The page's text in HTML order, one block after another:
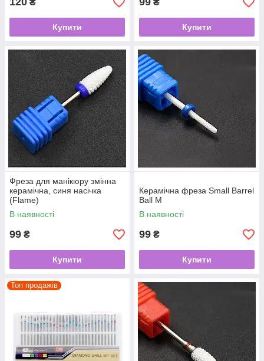
₴
Купити
₴
Купити
Фреза для манікюру змінна
керамічна, синя насічка
(Flame)
В наявності
99 ₴
Купити
Керамічна фреза Small Barrel
Ball M
В наявності
99 ₴
Купити
Топ продажів